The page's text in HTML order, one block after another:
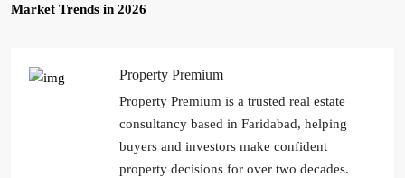
Market Trends in 2026
Property Premium
Property Premium is a trusted real estate
consultancy based in Faridabad, helping
buyers and investors make confident
property decisions for over two decades.